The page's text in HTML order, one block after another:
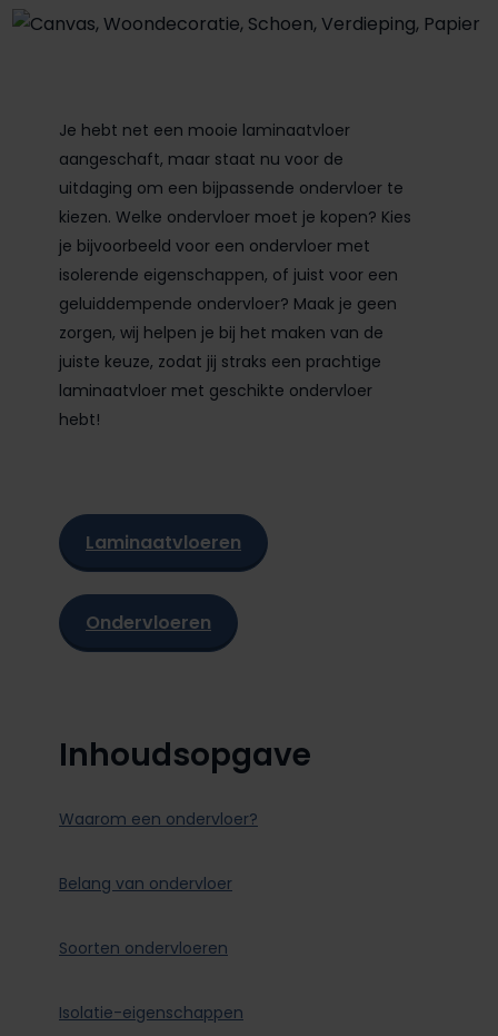
Je hebt net een mooie laminaatvloer
aangeschaft, maar staat nu voor de
uitdaging om een bijpassende ondervloer te
kiezen. Welke ondervloer moet je kopen? Kies
je bijvoorbeeld voor een ondervloer met
isolerende eigenschappen, of juist voor een
geluiddempende ondervloer? Maak je geen
zorgen, wij helpen je bij het maken van de
juiste keuze, zodat jij straks een prachtige
laminaatvloer met geschikte ondervloer
hebt!
Laminaatvloeren
Ondervloeren
Inhoudsopgave
Waarom een ondervloer?
Belang van ondervloer
Soorten ondervloeren
Isolatie-eigenschappen